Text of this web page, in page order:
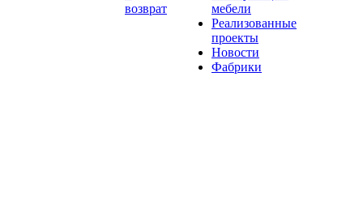
возврат
мебели
Реализованные
проекты
Новости
Фабрики